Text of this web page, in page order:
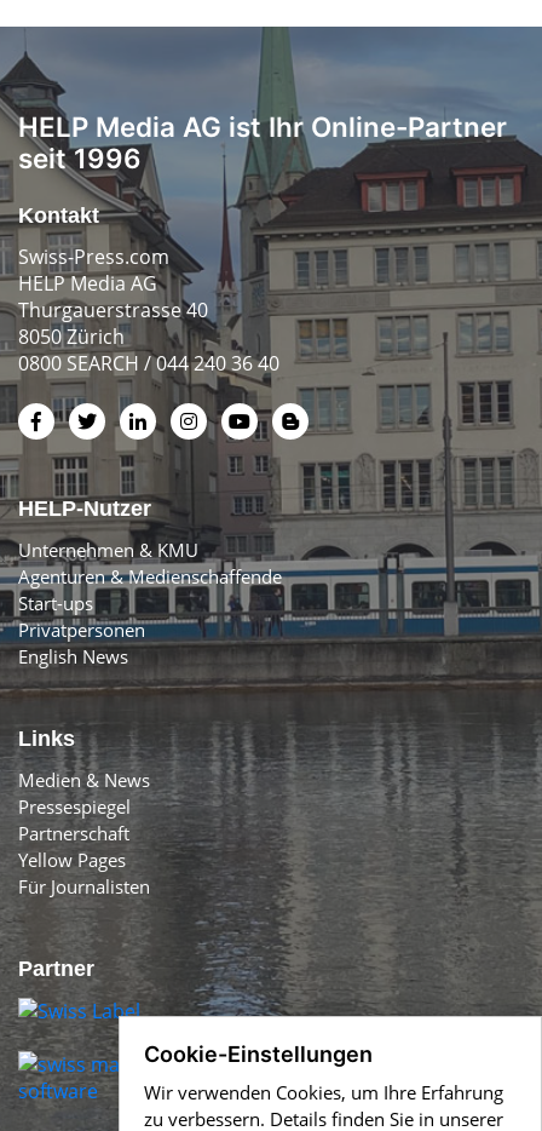
HELP Media AG ist Ihr Online-Partner
seit 1996
Kontakt
Swiss-Press.com
HELP Media AG
Thurgauerstrasse 40
8050 Zürich
0800 SEARCH / 044 240 36 40
HELP-Nutzer
Unternehmen & KMU
Agenturen & Medienschaffende
Start-ups
Privatpersonen
English News
Links
Medien & News
Pressespiegel
Partnerschaft
Yellow Pages
Für Journalisten
Partner
Cookie-Einstellungen
Wir verwenden Cookies, um Ihre Erfahrung
zu verbessern. Details finden Sie in unserer